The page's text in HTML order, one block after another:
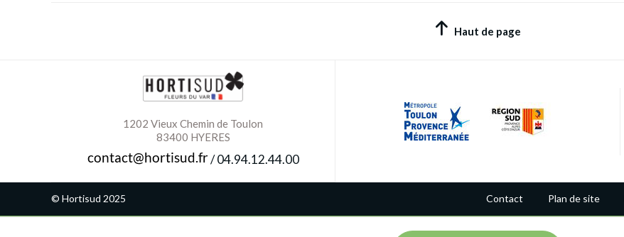
Haut de page
1202 Vieux Chemin de Toulon
83400 HYERES
/04.94.12.44.00
Contact Plan de site
© Hortisud 2025